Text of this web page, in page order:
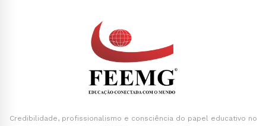
Credibilidade, profissionalismo e consciência do papel educativo no